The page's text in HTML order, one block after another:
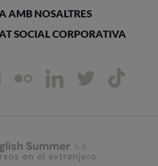
AMB NOSALTRES
SOCIAL CORPORATIVA